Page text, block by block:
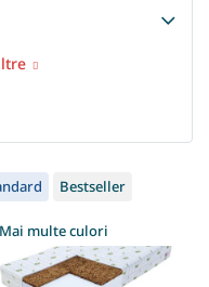
Bestseller
Mai multe culori